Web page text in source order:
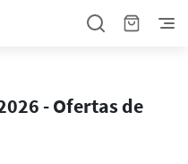
- Ofertas de